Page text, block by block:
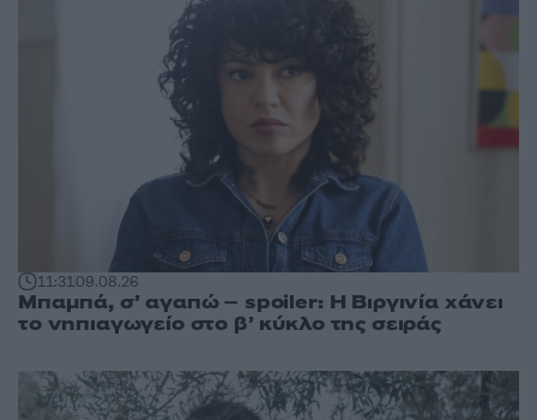
11:3109.08.26
Μπαμπά, σ’ αγαπώ – spoiler: Η Βιργινία χάνει
το νηπιαγωγείο στο β’ κύκλο της σειράς